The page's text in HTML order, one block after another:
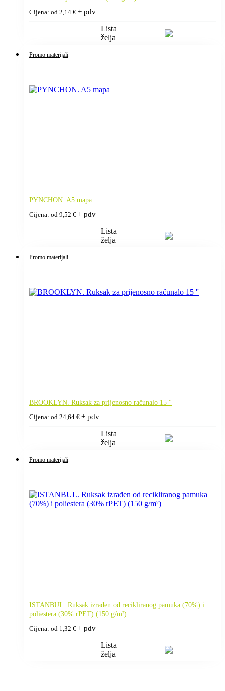
Cijena: od 2,14 € + pdv
Lista
želja
Promo materijali
PYNCHON. A5 mapa
Cijena: od 9,52 € + pdv
Lista
želja
Promo materijali
BROOKLYN. Ruksak za prijenosno računalo 15 ''
Cijena: od 24,64 € + pdv
Lista
želja
Promo materijali
ISTANBUL. Ruksak izrađen od recikliranog pamuka (70%) i
poliestera (30% rPET) (150 g/m²)
Cijena: od 1,32 € + pdv
Lista
želja